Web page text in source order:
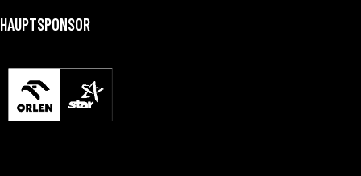
HAUPTSPONSOR